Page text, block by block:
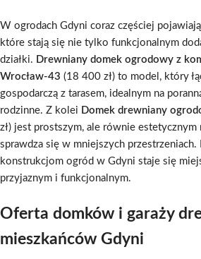
W ogrodach Gdyni coraz częściej
które stają się nie tylko funkcjonalnym
działki. Drewniany domek ogrodowy z
Wrocław-43 (18 400 zł) to model, który
gospodarczą z tarasem, idealnym na
rodzinne. Z kolei Domek drewniany
zł) jest prostszym, ale równie
sprawdza się w mniejszych
konstrukcjom ogród w Gdyni staje się
przyjaznym i funkcjonalnym.
Oferta domków i garaży
mieszkańców Gdyni